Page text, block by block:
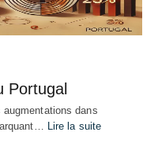
Portugal
augmentations dans
Lire la suite